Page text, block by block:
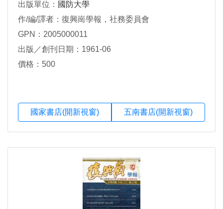
出版單位： 國防大學
作/編/譯者：復興崗學報，社務委員會
GPN：2005000011
出版／創刊日期：1961-06
價格：500
國家書店(開新視窗) 五南書店(開新視窗)